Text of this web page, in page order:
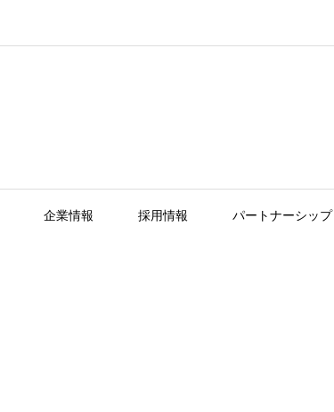
企業情報 採用情報 パートナーシップ